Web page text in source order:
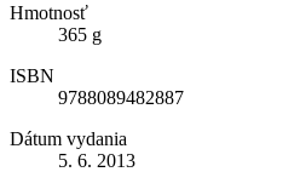
Hmotnosť
365 g
ISBN
9788089482887
Dátum vydania
5. 6. 2013